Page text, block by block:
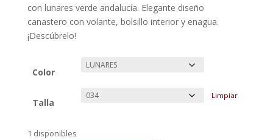
con lunares verde andalucía. Elegante diseño
canastero con volante, bolsillo interior y enagua.
¡Descúbrelo!
Color
Talla
Limpiar
1 disponibles